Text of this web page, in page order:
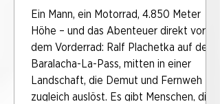
Ein Mann, ein Motorrad, 4.850 Meter
Höhe – und das Abenteuer direkt vor
dem Vorderrad: Ralf Plachetka auf dem
Baralacha-La-Pass, mitten in einer
Landschaft, die Demut und Fernweh
zugleich auslöst. Es gibt Menschen, die